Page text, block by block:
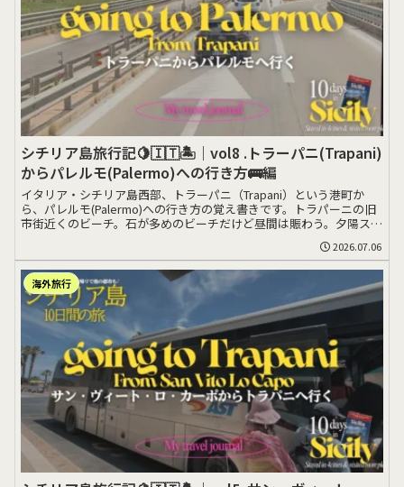
シチリア島旅行記🍋🇮🇹🏝️｜vol8 .トラーパニ(Trapani)
からパレルモ(Palermo)への行き方🚌編
イタリア・シチリア島西部、トラーパニ（Trapani）という港町か
ら、パレルモ(Palermo)への行き方の覚え書きです。トラパーニの旧
市街近くのビーチ。石が多めのビーチだけど昼間は賑わう。夕陽スポ
2026.07.06
海外旅行